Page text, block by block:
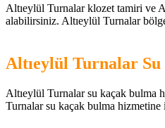
Altıeylül Turnalar klozet tamiri ve
alabilirsiniz. Altıeylül Turnalar
Altıeylül Turnalar
Altıeylül Turnalar su kaçak bulma
Turnalar su kaçak bulma